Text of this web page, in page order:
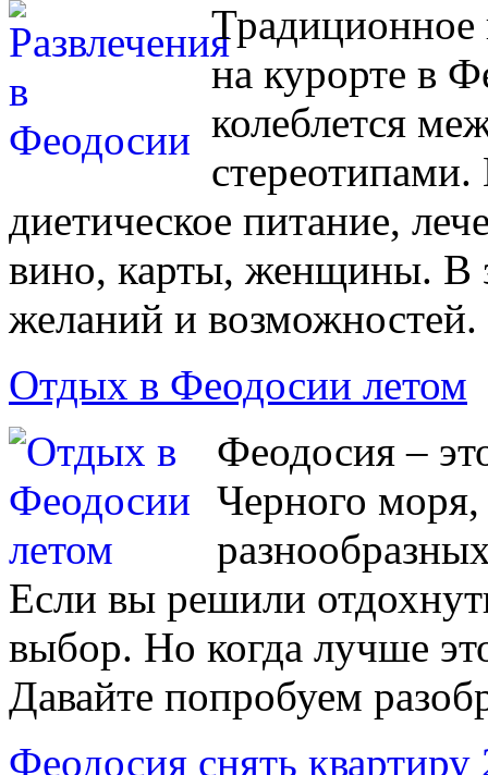
Традиционное
на курорте в
колеблется
диетическое питание,
вино, карты, женщины. В
желаний и возможностей.
Отдых в Феодосии летом
Феодосия –
Черного
Если вы решили
выбор. Но когда лучше
Давайте попробуем
Феодосия снять